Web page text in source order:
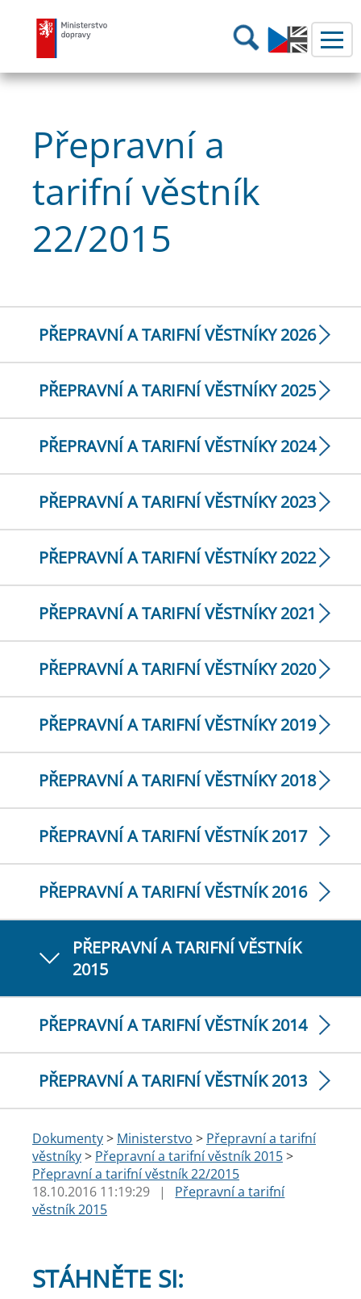
Ministerstvo dopravy Hledání
Přepravní a
tarifní věstník
22/2015
PŘEPRAVNÍ A TARIFNÍ VĚSTNÍKY 2026
PŘEPRAVNÍ A TARIFNÍ VĚSTNÍKY 2025
PŘEPRAVNÍ A TARIFNÍ VĚSTNÍKY 2024
PŘEPRAVNÍ A TARIFNÍ VĚSTNÍKY 2023
PŘEPRAVNÍ A TARIFNÍ VĚSTNÍKY 2022
PŘEPRAVNÍ A TARIFNÍ VĚSTNÍKY 2021
PŘEPRAVNÍ A TARIFNÍ VĚSTNÍKY 2020
PŘEPRAVNÍ A TARIFNÍ VĚSTNÍKY 2019
PŘEPRAVNÍ A TARIFNÍ VĚSTNÍKY 2018
PŘEPRAVNÍ A TARIFNÍ VĚSTNÍK 2017
PŘEPRAVNÍ A TARIFNÍ VĚSTNÍK 2016
PŘEPRAVNÍ A TARIFNÍ VĚSTNÍK
2015
PŘEPRAVNÍ A TARIFNÍ VĚSTNÍK 2014
PŘEPRAVNÍ A TARIFNÍ VĚSTNÍK 2013
Dokumenty> Ministerstvo > Přepravní a tarifní
věstníky> Přepravní a tarifní věstník 2015>
Přepravní a tarifní věstník 22/2015
18.10.2016 11:19:29
|
Přepravní a tarifní
věstník 2015
STÁHNĚTE SI: